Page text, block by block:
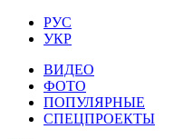
РУС
УКР
ВИДЕО
ФОТО
ПОПУЛЯРНЫЕ
СПЕЦПРОЕКТЫ